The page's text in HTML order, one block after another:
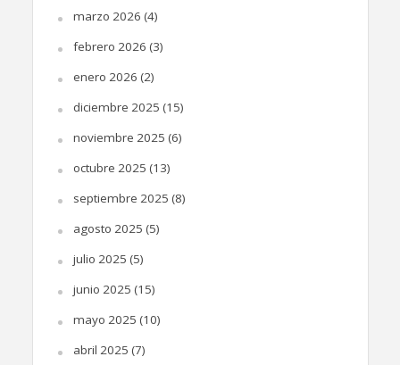
marzo 2026 (4)
febrero 2026 (3)
enero 2026 (2)
diciembre 2025 (15)
noviembre 2025 (6)
octubre 2025 (13)
septiembre 2025 (8)
agosto 2025 (5)
julio 2025 (5)
junio 2025 (15)
mayo 2025 (10)
abril 2025 (7)